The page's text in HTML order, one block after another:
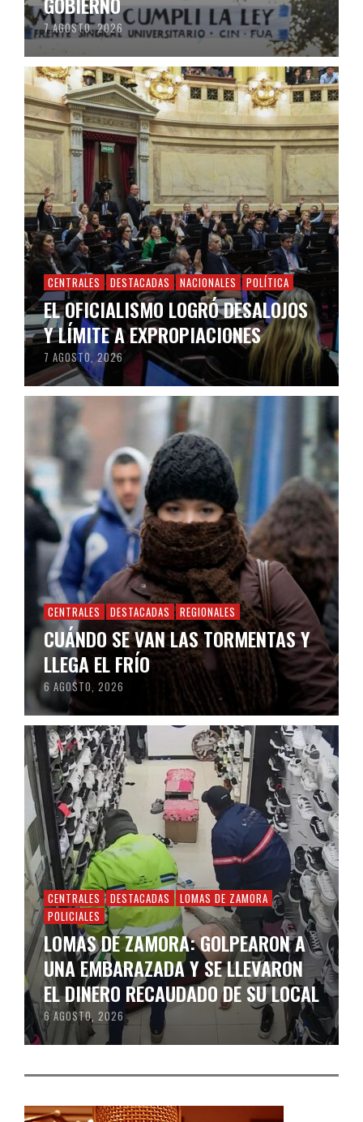
7 AGOSTO, 2026
CENTRALES DESTACADAS NACIONALES POLÍTICA
EL OFICIALISMO LOGRÓ DESALOJOS
Y LÍMITE A EXPROPIACIONES
7 AGOSTO, 2026
CENTRALES DESTACADAS REGIONALES
CUÁNDO SE VAN LAS TORMENTAS Y
LLEGA EL FRÍO
6 AGOSTO, 2026
CENTRALES DESTACADAS
LOMAS DE ZAMORA
POLICIALES
LOMAS DE ZAMORA: GOLPEARON A
UNA EMBARAZADA Y SE LLEVARON
EL DINERO RECAUDADO DE SU LOCAL
6 AGOSTO, 2026